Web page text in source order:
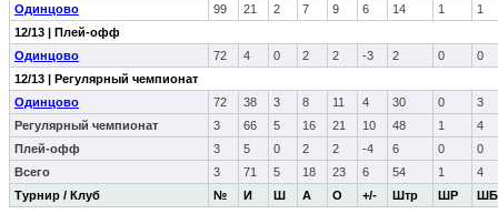
Турнир / Клуб № И Ш А О +/- Штр ШР ШБ
Одинцово
99 21 2 7 9 6 14 1
1
12/13 | Плей-офф
Одинцово
72 4 0 2 2 -3 2 0
0
12/13 | Регулярный чемпионат
Одинцово
72 38 3 8 11 4 30 0
3
Регулярный чемпионат
3 66 5 16 21 10 48 1
4
Плей-офф
3 5 0 2 2 -4 6 0
0
Всего
3 71 5 18 23 6 54 1 4